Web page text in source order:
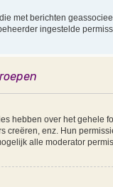
met berichten
ingestelde
hebben over het gehele
creëren, enz. Hun
alle moderator